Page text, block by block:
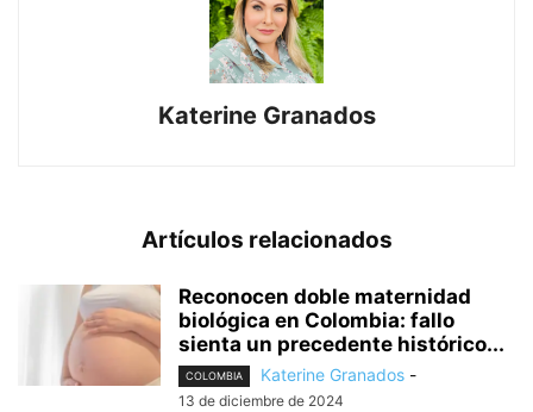
Katerine Granados
Artículos relacionados
Reconocen doble maternidad
biológica en Colombia: fallo
sienta un precedente histórico...
COLOMBIA Katerine Granados -
13 de diciembre de 2024